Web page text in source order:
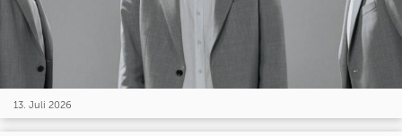
13. Juli 2026